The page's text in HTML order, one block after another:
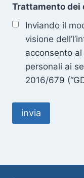
Trattamento dei
Inviando il
visione
acconsento
personali ai
2016/679